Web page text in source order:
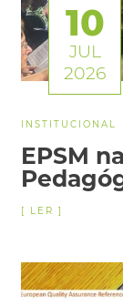
10
JUL
2026
INSTITUCIONAL
EPSM